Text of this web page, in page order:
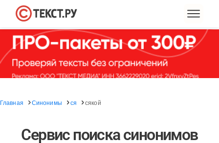
Главная Синонимы ся сякой
Сервис поиска синонимов